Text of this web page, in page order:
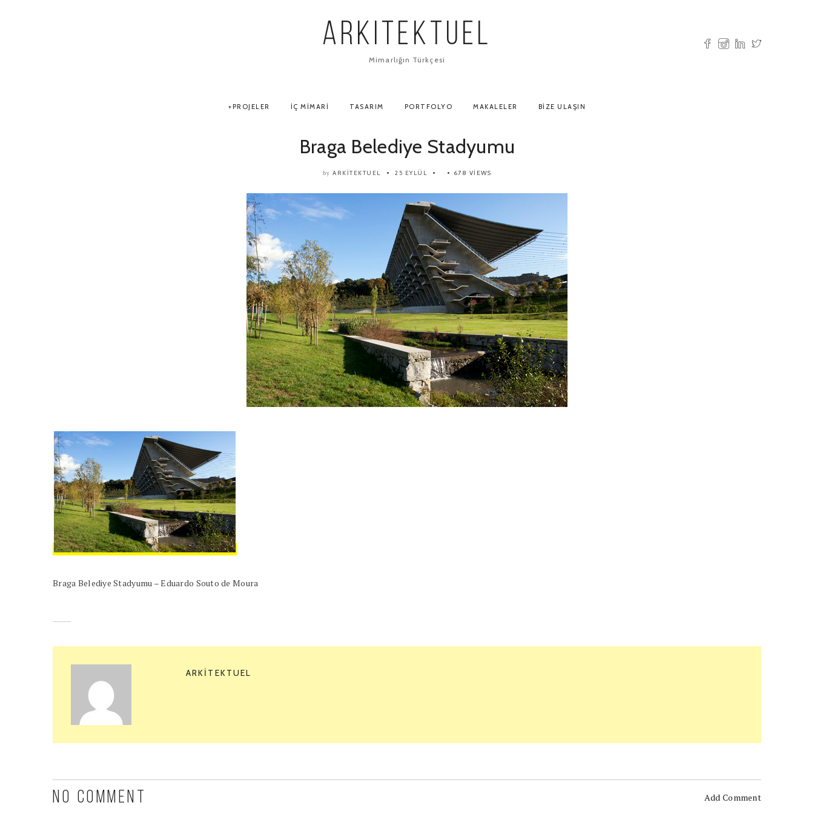
ARKITEKTUEL
Mimarlığın Türkçesi
PROJELER İÇ MIMARI TASARIM PORTFOLYO MAKALELER BIZE ULAŞIN
Braga Belediye Stadyumu
by ARKITEKTUEL 25 EYLÜL 678 VIEWS
Braga Belediye Stadyumu – Eduardo Souto de Moura
ARKITEKTUEL
NO COMMENT Add Comment